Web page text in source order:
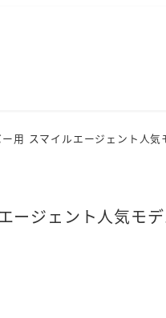
用 スマイルエージェント人気
ージェント人気モ